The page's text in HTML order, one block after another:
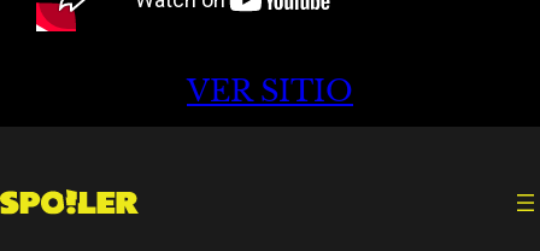
VER SITIO